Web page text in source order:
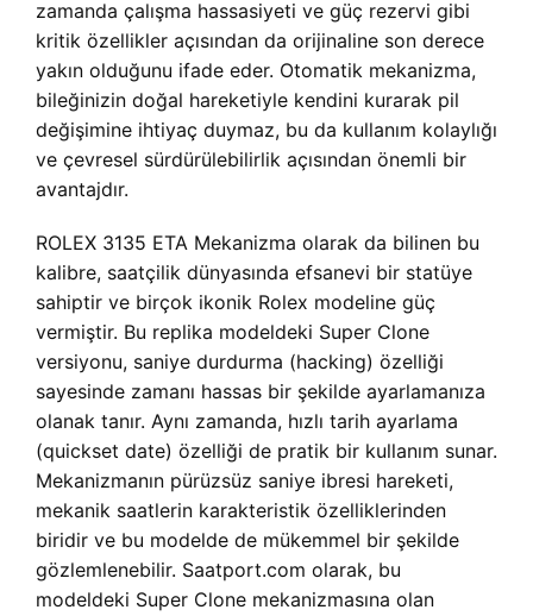
zamanda çalışma hassasiyeti ve güç rezervi gibi
kritik özellikler açısından da orijinaline son derece
yakın olduğunu ifade eder. Otomatik mekanizma,
bileğinizin doğal hareketiyle kendini kurarak pil
değişimine ihtiyaç duymaz, bu da kullanım kolaylığı
ve çevresel sürdürülebilirlik açısından önemli bir
avantajdır.
ROLEX 3135 ETA Mekanizma olarak da bilinen bu
kalibre, saatçilik dünyasında efsanevi bir statüye
sahiptir ve birçok ikonik Rolex modeline güç
vermiştir. Bu replika modeldeki Super Clone
versiyonu, saniye durdurma (hacking) özelliği
sayesinde zamanı hassas bir şekilde ayarlamanıza
olanak tanır. Aynı zamanda, hızlı tarih ayarlama
(quickset date) özelliği de pratik bir kullanım sunar.
Mekanizmanın pürüzsüz saniye ibresi hareketi,
mekanik saatlerin karakteristik özelliklerinden
biridir ve bu modelde de mükemmel bir şekilde
gözlemlenebilir. Saatport.com olarak, bu
modeldeki Super Clone mekanizmasına olan